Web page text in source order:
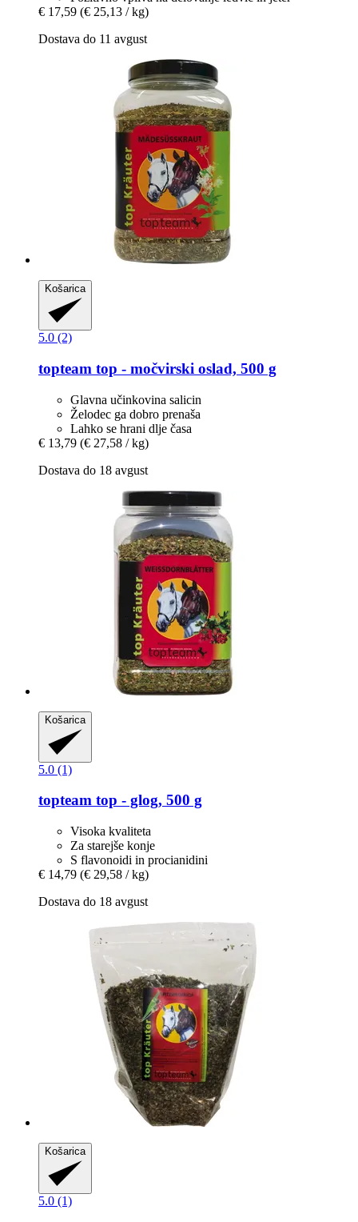
€ 17,59 (€ 25,13 / kg)
Dostava do 11 avgust
Košarica
5.0 (2)
topteam top -​ močvirski oslad, 500 g
Glavna učinkovina salicin
Želodec ga dobro prenaša
Lahko se hrani dlje časa
€ 13,79 (€ 27,58 / kg)
Dostava do 18 avgust
Košarica
5.0 (1)
topteam top -​ glog, 500 g
Visoka kvaliteta
Za starejše konje
S flavonoidi in procianidini
€ 14,79 (€ 29,58 / kg)
Dostava do 18 avgust
Košarica
5.0 (1)